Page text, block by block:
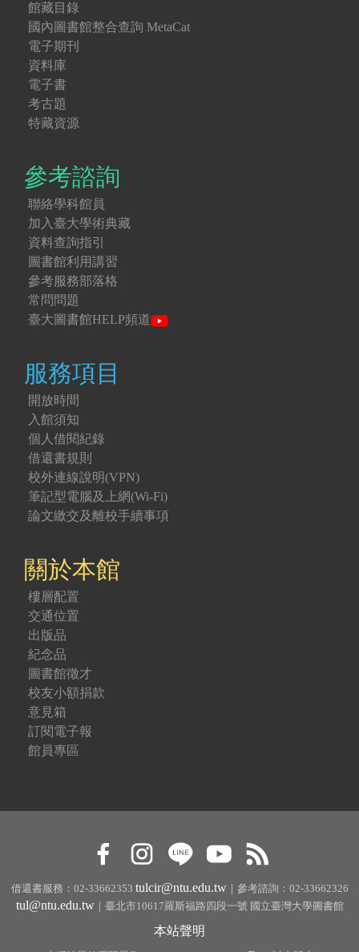
館藏目錄
國內圖書館整合查詢 MetaCat
電子期刊
資料庫
電子書
考古題
特藏資源
參考諮詢
聯絡學科館員
加入臺大學術典藏
資料查詢指引
圖書館利用講習
參考服務部落格
常問問題
臺大圖書館HELP頻道
服務項目
開放時間
入館須知
個人借閱紀錄
借還書規則
校外連線說明(VPN)
筆記型電腦及上網(Wi-Fi)
論文繳交及離校手續事項
關於本館
樓層配置
交通位置
出版品
紀念品
圖書館徵才
校友小額捐款
意見箱
訂閱電子報
館員專區
借還書服務：02-33662353 tulcir@ntu.edu.tw｜參考諮詢：02-33662326
tul@ntu.edu.tw｜臺北市10617羅斯福路四段一號 國立臺灣大學圖書館
本站聲明